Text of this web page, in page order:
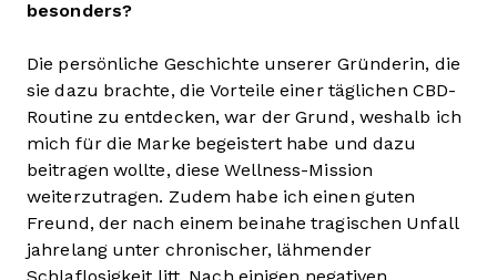
besonders?
Die persönliche Geschichte unserer Gründerin, die
sie dazu brachte, die Vorteile einer täglichen CBD-
Routine zu entdecken, war der Grund, weshalb ich
mich für die Marke begeistert habe und dazu
beitragen wollte, diese Wellness-Mission
weiterzutragen. Zudem habe ich einen guten
Freund, der nach einem beinahe tragischen Unfall
jahrelang unter chronischer, lähmender
Schlaflosigkeit litt. Nach einigen negativen